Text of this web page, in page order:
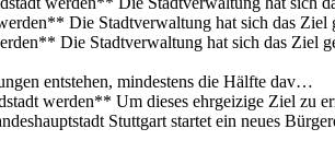
Die Stadtverwaltung hat sich das Ziel
Die Stadtverwaltung hat sich das Ziel
entstehen, mindestens die Hälfte dav…
werden** Um dieses ehrgeizige Ziel zu
Stuttgart startet ein neues